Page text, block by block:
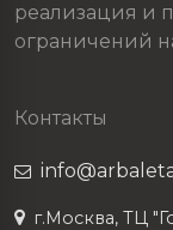
реализация и
ограничений
Контакты
г.Москва, ТЦ